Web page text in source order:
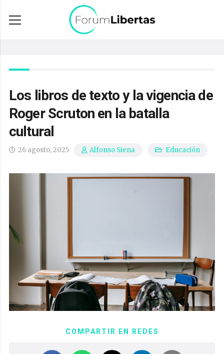
Los libros de texto y la vigencia de
Roger Scruton en la batalla
cultural
26 agosto, 2025 Alfonso Siena Educación
COMPARTIR EN REDES